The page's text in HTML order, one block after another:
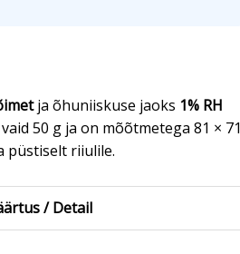
ja õhuniiskuse jaoks 1% RH
50 g ja on mõõtmetega 81 × 71
püstiselt riiulile.
/ Detail